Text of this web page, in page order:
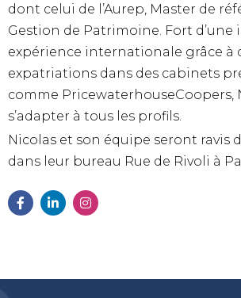
dont celui de l’Aurep, Master de
Gestion de Patrimoine. Fort
expérience internationale grâce à
expatriations dans des cabinets
comme PricewaterhouseCoopers,
s’adapter à tous les profils.
Nicolas et son équipe seront ravis
dans leur bureau Rue de Rivoli à